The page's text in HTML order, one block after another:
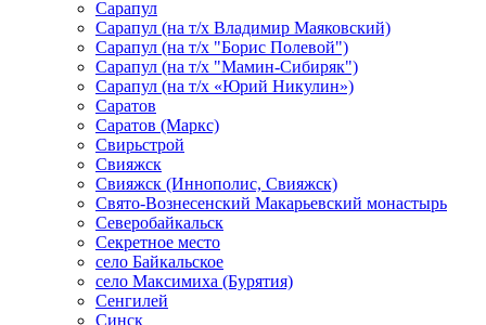
Сарапул
Сарапул (на т/х Владимир Маяковский)
Сарапул (на т/х "Борис Полевой")
Сарапул (на т/х "Мамин-Сибиряк")
Сарапул (на т/х «Юрий Никулин»)
Саратов
Саратов (Маркс)
Свирьстрой
Свияжск
Свияжск (Иннополис, Свияжск)
Свято-Вознесенский Макарьевский монастырь
Северобайкальск
Секретное место
село Байкальское
село Максимиха (Бурятия)
Сенгилей
Синск